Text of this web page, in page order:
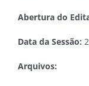
Abertura do
Data da Sessão:
Arquivos: